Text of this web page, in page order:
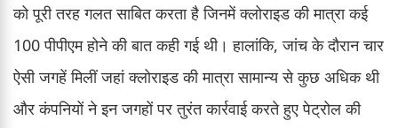
को पूरी तरह गलत साबित करता है जिनमें क्लोराइड की मात्रा कई
100 पीपीएम होने की बात कही गई थी। हालांकि, जांच के दौरान चार
ऐसी जगहें मिलीं जहां क्लोराइड की मात्रा सामान्य से कुछ अधिक थी
और कंपनियों ने इन जगहों पर तुरंत कार्रवाई करते हुए पेट्रोल की